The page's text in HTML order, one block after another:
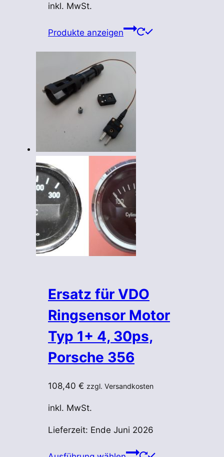
inkl. MwSt.
Produkte anzeigen
Ersatz für VDO
Ringsensor Motor
Typ 1+ 4, 30ps,
Porsche 356
108,40 € zzgl. Versandkosten
inkl. MwSt.
Lieferzeit: Ende Juni 2026
Dieses